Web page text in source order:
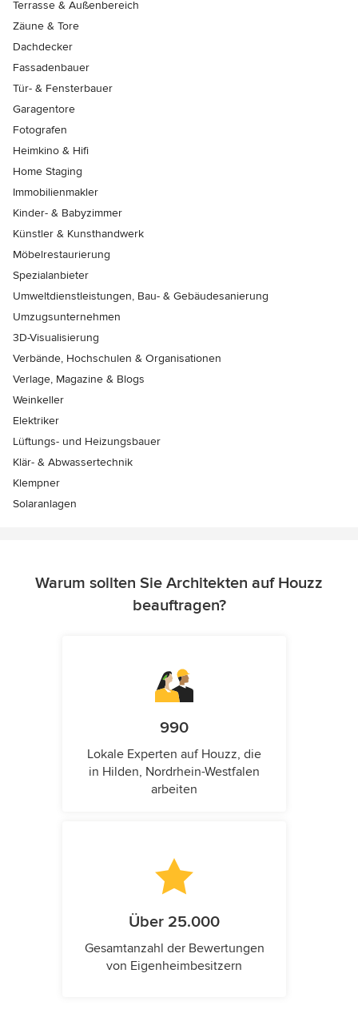
Terrasse & Außenbereich
Zäune & Tore
Dachdecker
Fassadenbauer
Tür- & Fensterbauer
Garagentore
Fotografen
Heimkino & Hifi
Home Staging
Immobilienmakler
Kinder- & Babyzimmer
Künstler & Kunsthandwerk
Möbelrestaurierung
Spezialanbieter
Umweltdienstleistungen, Bau- & Gebäudesanierung
Umzugsunternehmen
3D-Visualisierung
Verbände, Hochschulen & Organisationen
Verlage, Magazine & Blogs
Weinkeller
Elektriker
Lüftungs- und Heizungsbauer
Klär- & Abwassertechnik
Klempner
Solaranlagen
Warum sollten Sie Architekten auf Houzz
beauftragen?
990
Lokale Experten auf Houzz, die
in Hilden, Nordrhein-Westfalen
arbeiten
Über 25.000
Gesamtanzahl der Bewertungen
von Eigenheimbesitzern